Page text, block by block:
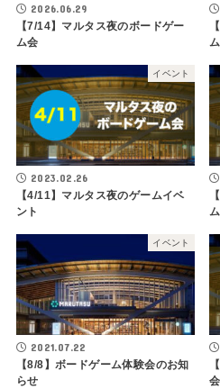
2026.06.29
【7/14】マルタス夜のボードゲー
ム会
イベント
2023.02.26
【4/11】マルタス夜のゲームイベ
ント
イベント
2021.07.22
【8/8】ボードゲーム体験会のお知
らせ
会